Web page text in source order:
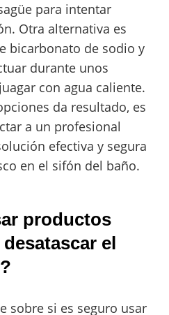
para intentar
Otra alternativa es
bicarbonato de sodio y
durante unos
con agua caliente.
da resultado, es
a un profesional
efectiva y segura
en el sifón del baño.
productos
el
sobre si es seguro usar